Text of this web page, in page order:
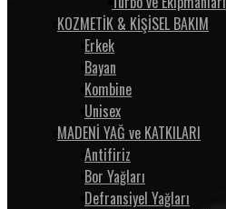
KOZMETİK & KİŞİSEL BAKIM
Erkek
Bayan
Kombine
Unisex
MADENİ YAĞ ve KATKILARI
Antifiriz
Bor Yağları
Defransiyel Yağları